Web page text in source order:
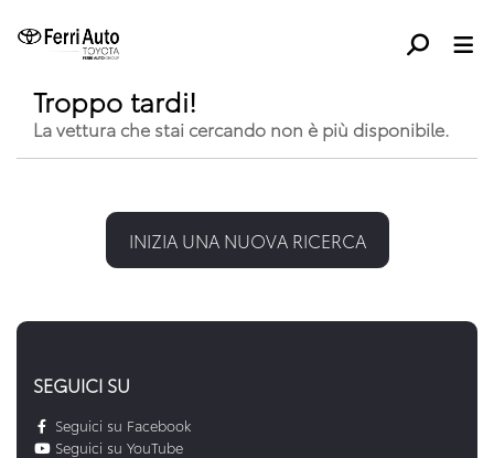
Troppo tardi!
La vettura che stai cercando non è più disponibile.
INIZIA UNA NUOVA RICERCA
SEGUICI SU
Seguici su Facebook
Seguici su YouTube